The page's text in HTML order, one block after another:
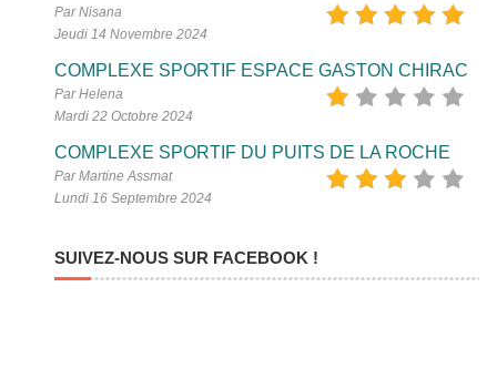
Par Nisana
Jeudi 14 Novembre 2024
COMPLEXE SPORTIF ESPACE GASTON CHIRAC
Par Helena
Mardi 22 Octobre 2024
COMPLEXE SPORTIF DU PUITS DE LA ROCHE
Par Martine Assmat
Lundi 16 Septembre 2024
SUIVEZ-NOUS SUR FACEBOOK !